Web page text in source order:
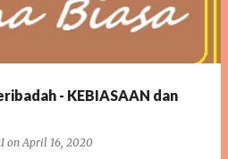
- KEBIASAAN dan
onApril 16, 2020